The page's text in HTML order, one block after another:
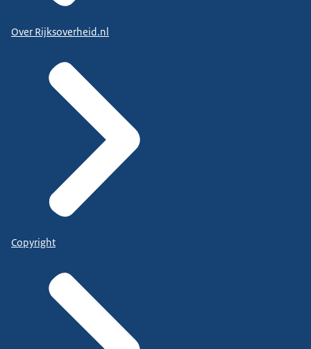
Over Rijksoverheid.nl
Copyright